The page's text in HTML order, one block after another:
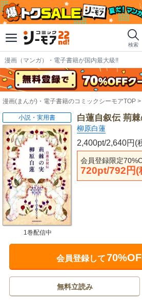
検索
漫画（マンガ）・電子書籍が国内最大級!!
漫画(まんが)・電子書籍のコミックシーモアTOP
白蓮自叙伝 荊
柳原白蓮
2,400pt/2,640円(
会員登録限定
720pt/792円(
小説・実用書
1巻配信中
会員登録して
無料立読み